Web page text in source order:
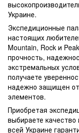
Украине.
Экспедиционные
настоящих
Mountain, Rock и
прочность,
экстремальных
получаете
надежно защищен
элементов.
Приобретая
выбираете
всей Украине